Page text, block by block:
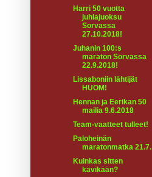
Harri 50 vuotta
juhlajuoksu
Sorvassa
27.10.2018!
Juhanin 100:s
maraton Sorvassa
22.9.2018!
Lissaboniin lähtijät
HUOM!
Hennan ja Eerikan 50
mailia 9.6.2018
Team-vaatteet tulleet!
Paloheinän
maratonmatka 21.7.
Kuinkas sitten
kävikään?